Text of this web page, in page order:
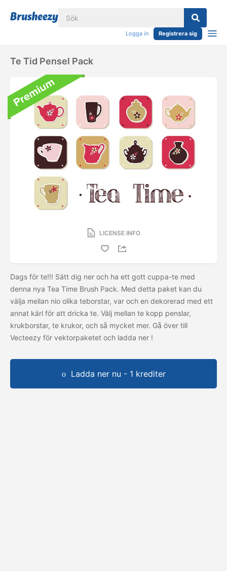
Logga in Registrera sig
Te Tid Pensel Pack
LICENSE INFO
Dags för te!!! Sätt dig ner och ha ett gott cuppa-te med
denna nya Tea Time Brush Pack. Med detta paket kan du
välja mellan nio olika teborstar, var och en dekorerad med ett
annat kärl för att dricka te. Välj mellan te kopp penslar,
krukborstar, te krukor, och så mycket mer. Gå över till
Vecteezy för vektorpaketet och ladda ner !
Ladda ner nu - 1 krediter